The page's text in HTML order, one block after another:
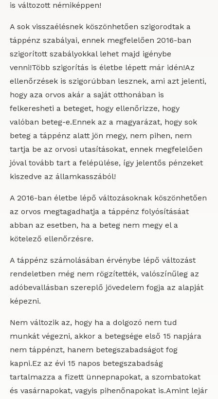
is változott némiképpen!
A sok visszaélésnek köszönhetően szigorodtak a
táppénz szabályai, ennek megfelelően 2016-ban
szigorított szabályokkal lehet majd igénybe
venni!Több szigorítás is életbe lépett már idén!Az
ellenőrzések is szigorúbban lesznek, ami azt jelenti,
hogy aza orvos akár a saját otthonában is
felkeresheti a beteget, hogy ellenőrizze, hogy
valóban beteg-e.Ennek az a magyarázat, hogy sok
beteg a táppénz alatt jön megy, nem pihen, nem
tartja be az orvosi utasításokat, ennek megfelelően
jóval tovább tart a felépülése, így jelentős pénzeket
kiszedve az államkasszából!
A 2016-ban életbe lépő változásoknak köszönhetően
az orvos megtagadhatja a táppénz folyósításáat
abban az esetben, ha a beteg nem megy el a
kötelező ellenőrzésre.
A táppénz számolásában érvénybe lépő változást
rendeletben még nem rögzítették, valószínűleg az
adóbevallásban szereplő jövedelem fogja az alapját
képezni.
Nem változik az, hogy ha a dolgozó nem tud
munkát végezni, akkor a betegsége első 15 napjára
nem táppénzt, hanem betegszabadságot fog
kapni.Ez az évi 15 napos betegszabadság
tartalmazza a fizett ünnepnapokat, a szombatokat
és vasárnapokat, vagyis pihenőnapokat is.Amint lejár